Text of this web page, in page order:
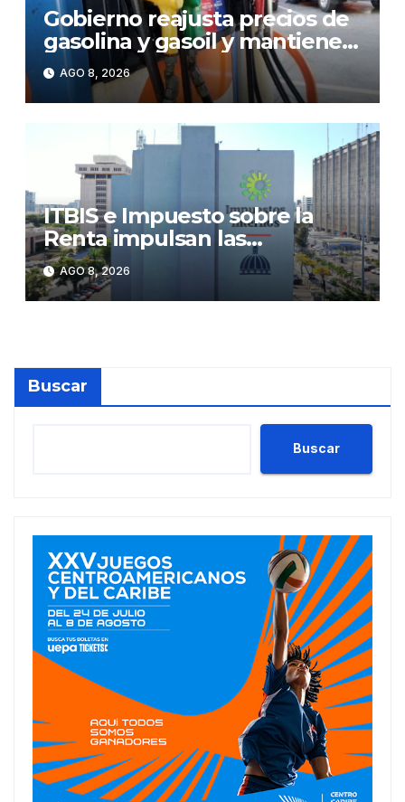
Gobierno reajusta precios de
gasolina y gasoil y mantiene
congelado el GLP
AGO 8, 2026
ITBIS e Impuesto sobre la
Renta impulsan las
recaudaciones de la DGII;
superan los RD$81,475
millones en julio
AGO 8, 2026
Buscar
Buscar